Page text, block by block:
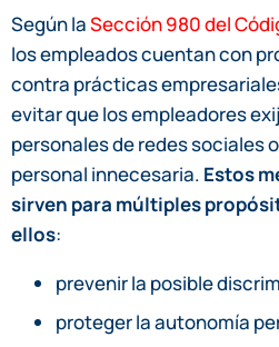
Según laSección 980 del
los empleados cuentan con
contra prácticas
evitar que los empleadores
personales de redes sociales
personal innecesaria. Estos
sirven para múltiples
ellos:
prevenir la posible
proteger la autonomía